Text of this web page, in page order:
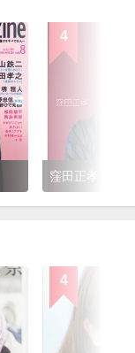
4
窪田正孝
4